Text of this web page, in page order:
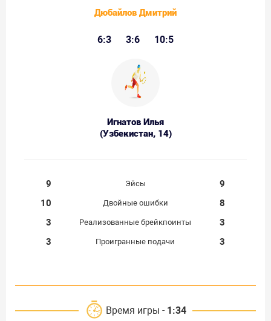
Дюбайлов Дмитрий
6:3 3:6 10:5
Игнатов Илья
(Узбекистан, 14)
9 Эйсы
9
10
Двойные ошибки
8
3
Реализованные брейкпоинты
3
3
Проигранные подачи 3
Время игры - 1:34